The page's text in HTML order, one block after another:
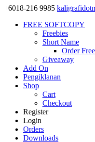
+6018-216 9985
FREE SOFTCOPY
Freebies
Short Name
Order
Giveaway
Add On
Pengiklanan
Shop
Cart
Checkout
Register
Login
Orders
Downloads